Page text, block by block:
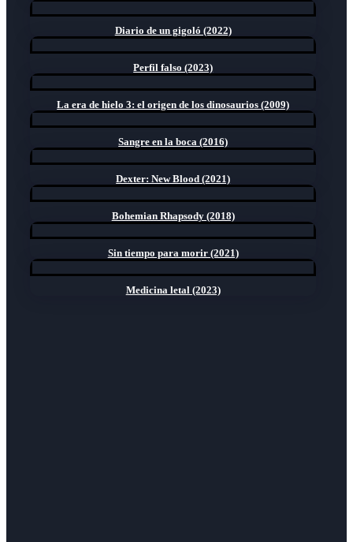
Diario de un gigoló (2022)
Perfil falso (2023)
La era de hielo 3: el origen de los dinosaurios (2009)
Sangre en la boca (2016)
Dexter: New Blood (2021)
Bohemian Rhapsody (2018)
Sin tiempo para morir (2021)
Medicina letal (2023)